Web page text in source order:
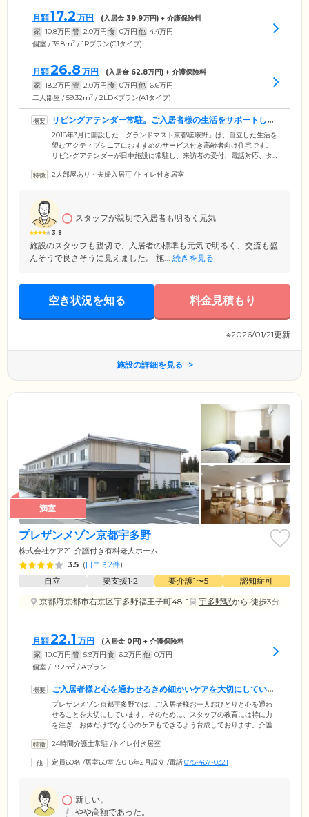
月額17.2 万円 (入居金 39.9万円) + 介護保険料
家 10.8万円 管 2.0万円 食 0万円 他 4.4万円
個室 / 35.8m2 / 1Rプラン(C1タイプ)
月額26.8 万円 (入居金 62.8万円) + 介護保険料
家 18.2万円 管 2.0万円 食 0万円 他 6.6万円
二人部屋 / 59.32m2 / 2LDKプラン(A1タイプ)
リビングアテンダー常駐。ご入居者様の生活をサポートしま
す
2018年3月に開設した「グランドマスト京都嵯峨野」は、自立した生活を
望むアクティブシニアにおすすめのサービス付き高齢者向け住宅です。
リビングアテンダーが日中施設に常駐し、来訪者の受付、電話対応、タ
ど、ご入居者様の生活をサポートします。食堂では昼と晩に、新鮮な旬
ており、体調不良時にはおかゆへの変更も対応します。
2人部屋あり・夫婦入居可 /トイレ付き居室
3.8
スタッフが親切で入居者も明るく元気
施設のスタッフも親切で、入居者の標準も元気で明るく、交流も盛
んそうで良さそうに見えました。 施... 続きを見る
空き状況を知る 料金見積もり
※2026/01/21更新
施設の詳細を見る
満室
プレザンメゾン京都宇多野
株式会社ケア21 介護付き有料老人ホーム
3.5 (口コミ2件)
自立 要支援1•2 要介護1〜5
認知症可
京都府京都市右京区宇多野福王子町48-1
宇多野駅から 徒歩3分
月額22.1 万円 (入居金 0円) + 介護保険料
家 10.0万円 管 5.9万円 食 6.2万円 他 0万円
個室 / 19.2m2 / Aプラン
ご入居者様と心を通わせるきめ細かいケアを大切にしていま
す
プレザンメゾン京都宇多野では、ご入居者様お一人おひとりと心を通わ
せることを大切にしています。そのために、スタッフの教育には特に力
を注ぎ、お体だけでなく心のケアもできるよう育成しております。介護
上、寄り添ったケアをご提供。お体の介助以外にも、洗濯や掃除などの
いては、日中は看護師が常駐しており、ご入居者様の日常の健康管理を
24時間介護士常駐 /トイレ付き居室
定員60名 /居室60室 /2018年2月設立 /電話075-467-0321
新しい。
やや高額であった。